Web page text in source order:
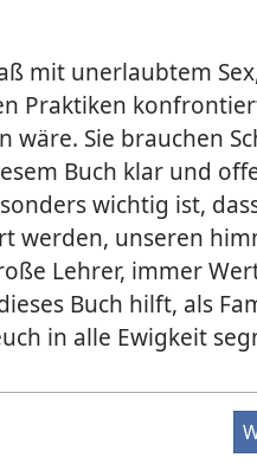
mit unerlaubtem
Praktiken
wäre. Sie brauchen
Buch klar und
wichtig ist,
werden, unseren
Lehrer, immer
Buch hilft, als
in alle Ewigkeit